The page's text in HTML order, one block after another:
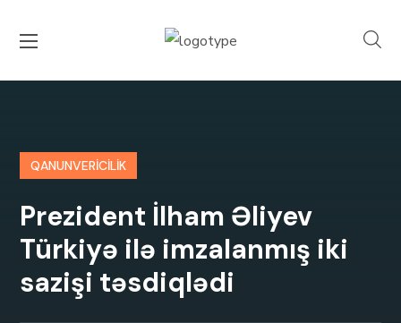
QANUNVERİCİLİK
Prezident İlham Əliyev
Türkiyə ilə imzalanmış iki
sazişi təsdiqlədi